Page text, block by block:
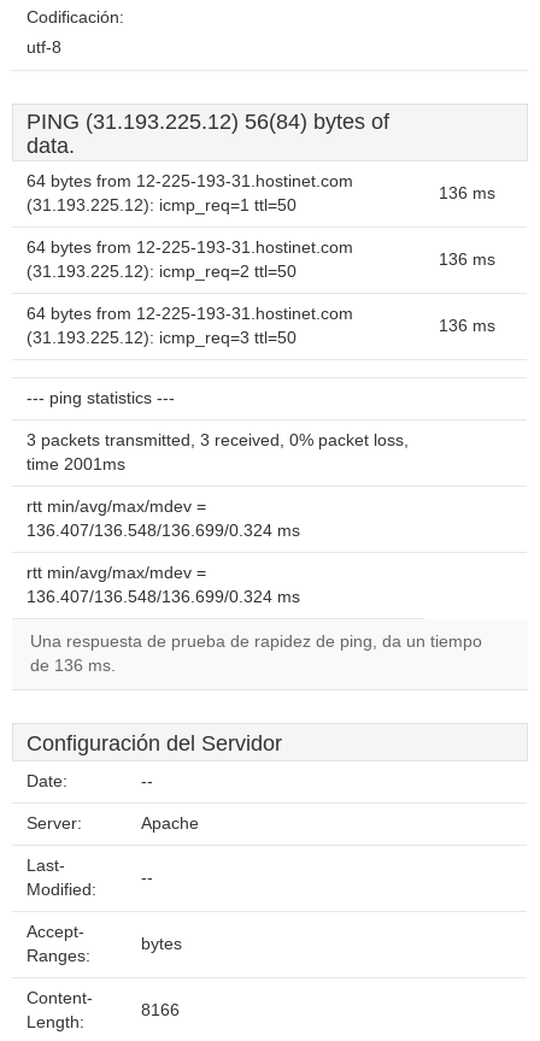
Codificación:
utf-8
PING (31.193.225.12) 56(84) bytes of
data.
64 bytes from 12-225-193-31.hostinet.com
(31.193.225.12): icmp_req=1 ttl=50
136 ms
64 bytes from 12-225-193-31.hostinet.com
(31.193.225.12): icmp_req=2 ttl=50
136 ms
64 bytes from 12-225-193-31.hostinet.com
(31.193.225.12): icmp_req=3 ttl=50
136 ms
--- ping statistics ---
3 packets transmitted, 3 received, 0% packet loss,
time 2001ms
rtt min/avg/max/mdev =
136.407/136.548/136.699/0.324 ms
rtt min/avg/max/mdev =
136.407/136.548/136.699/0.324 ms
Una respuesta de prueba de rapidez de ping, da un tiempo
de 136 ms.
Configuración del Servidor
Date: --
Server: Apache
Last-
Modified:
--
Accept-
Ranges:
bytes
Content-
Length:
8166